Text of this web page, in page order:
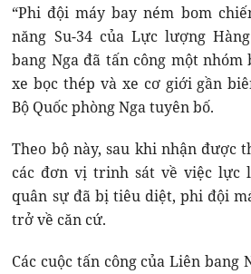
“Phi đội máy bay ném bom
năng Su-34 của Lực lượng
bang Nga đã tấn công một
xe bọc thép và xe cơ giới gần
Bộ Quốc phòng Nga tuyên bố.
Theo bộ này, sau khi nhận được
các đơn vị trinh sát về việc lực
quân sự đã bị tiêu diệt, phi đội
trở về căn cứ.
Các cuộc tấn công của Liên bang